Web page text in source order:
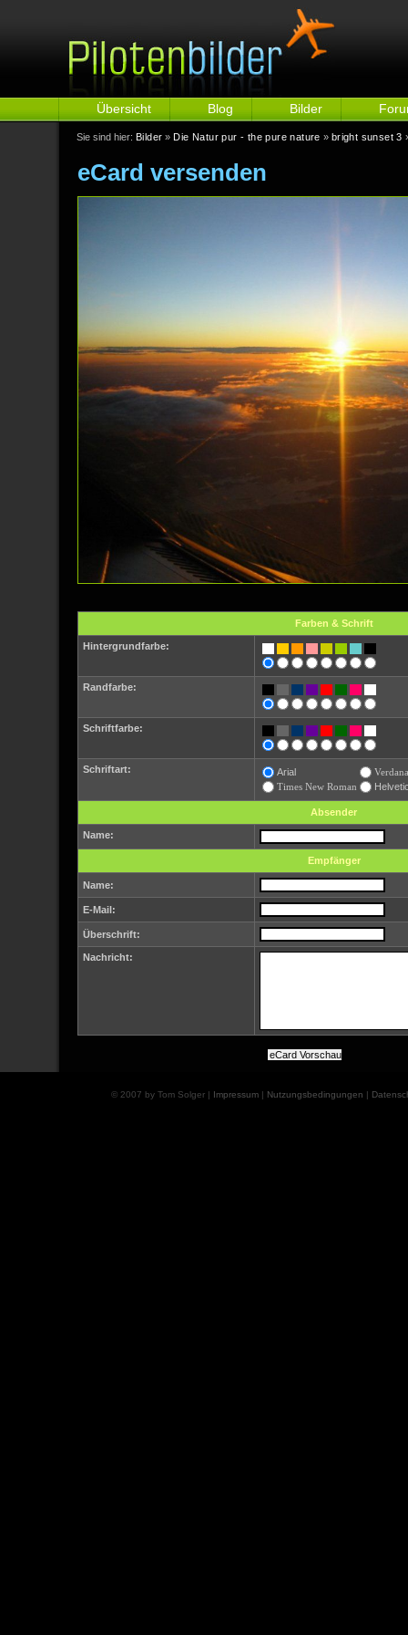
Übersicht Blog Bilder
Sie sind hier: Bilder » Die Natur pur - the pure nature » bright sunset 3
eCard versenden
Farben & Schrift
Hintergrundfarbe:
Randfarbe:
Schriftfarbe:
Schriftart: Arial
Verdana
Times New Roman
Absender
Name:
Empfänger
Name:
E-Mail:
Überschrift:
Nachricht:
© 2007 by Tom Solger | Impressum| Nutzungsbedingungen |